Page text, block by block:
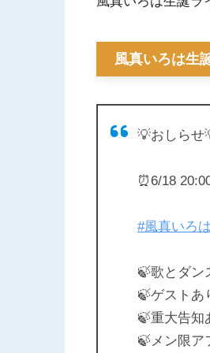
風真いろは生
💡おしらせ
⏰6/18
#風真いろ
🍃歌とダン
🍃ゲストあ
🍃重大告知
🍃メン限ア